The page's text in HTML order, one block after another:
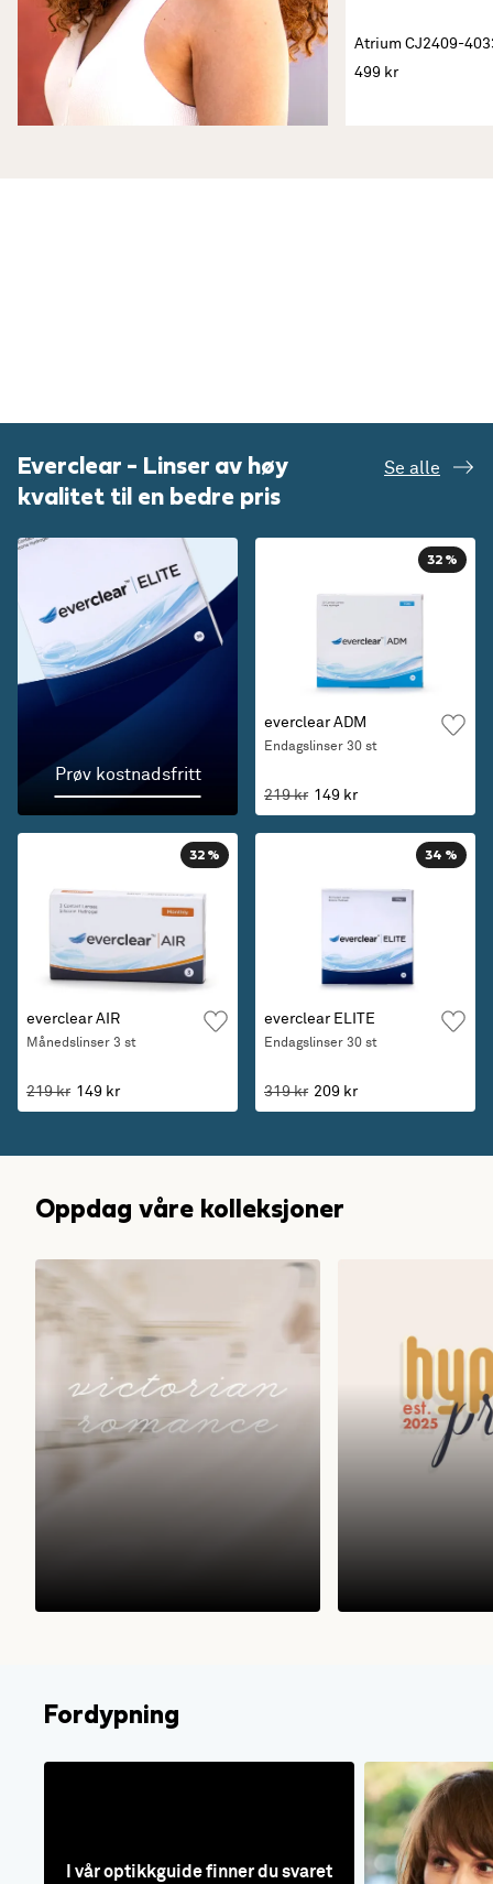
Atrium CJ2409-
499 kr
Everclear - Linser av høy
kvalitet til en bedre pris
Se alle
Prøv kostnadsfritt
32%
everclear ADM
Endagslinser 30 st
219 kr 149 kr
32%
everclear AIR
Månedslinser 3 st
219 kr 149 kr
34 %
everclear ELITE
Endagslinser 30 st
319 kr 209 kr
Oppdag våre kolleksjoner
Fordypning
I vår optikkguide finner du svaret